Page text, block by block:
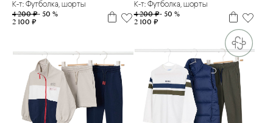
К-т: Футболка, шорты
4 200 ₽- 50 %
2 100 ₽
К-т: Футболка, шорты
4 200 ₽- 50 %
2 100 ₽